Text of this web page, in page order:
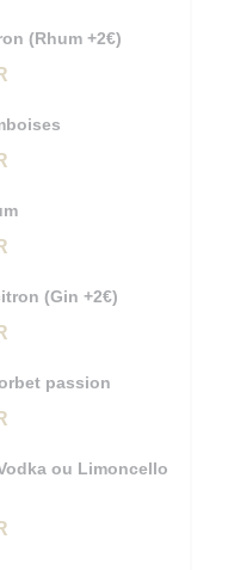
(Rhum +2€)
(Gin +2€)
passion
ou Limoncello